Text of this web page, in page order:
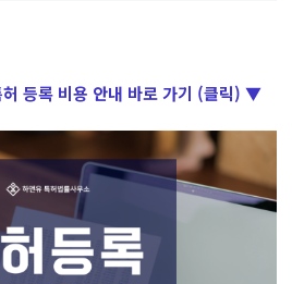
등록 비용 안내 바로 가기 (클릭) ▼